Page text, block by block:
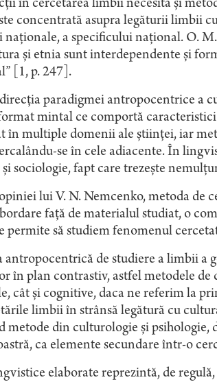
în cercetarea limbii necesită şi
concentrată asupra legăturii limbii
a specificului naţional. O.
şi etnia sunt interdependente şi
[1, p. 247].
paradigmei antropocentrice a
mintal ce comportă
în multiple domenii ale ştiinţei, iar
se în cele adiacente. În
şi sociologie, fapt care trezeşte
lui V. N. Nemcenko, metoda de
faţă de materialul studiat, o
permite să studiem fenomenul
antropocentrică de studiere a limbii
în plan contrastiv, astfel metodele
cât şi cognitive, daca ne referim la
limbii în strânsă legătură cu
metode din culturologie şi psihologie,
ca elemente secundare într-o
elaborate reprezintă, de